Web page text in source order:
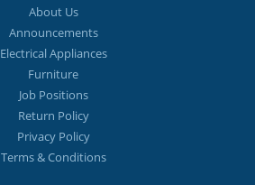
About Us
Announcements
Electrical Appliances
Furniture
Job Positions
Return Policy
Privacy Policy
Terms & Conditions